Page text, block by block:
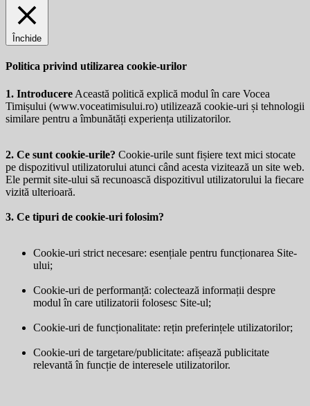
Închide
Politica privind utilizarea cookie-urilor
1. Introducere Această politică explică modul în care Vocea
Timișului (www.voceatimisului.ro) utilizează cookie-uri și tehnologii
similare pentru a îmbunătăți experiența utilizatorilor.
2. Ce sunt cookie-urile? Cookie-urile sunt fișiere text mici stocate
pe dispozitivul utilizatorului atunci când acesta vizitează un site web.
Ele permit site-ului să recunoască dispozitivul utilizatorului la fiecare
vizită ulterioară.
3. Ce tipuri de cookie-uri folosim?
Cookie-uri strict necesare: esențiale pentru funcționarea Site-
ului;
Cookie-uri de performanță: colectează informații despre
modul în care utilizatorii folosesc Site-ul;
Cookie-uri de funcționalitate: rețin preferințele utilizatorilor;
Cookie-uri de targetare/publicitate: afișează publicitate
relevantă în funcție de interesele utilizatorilor.